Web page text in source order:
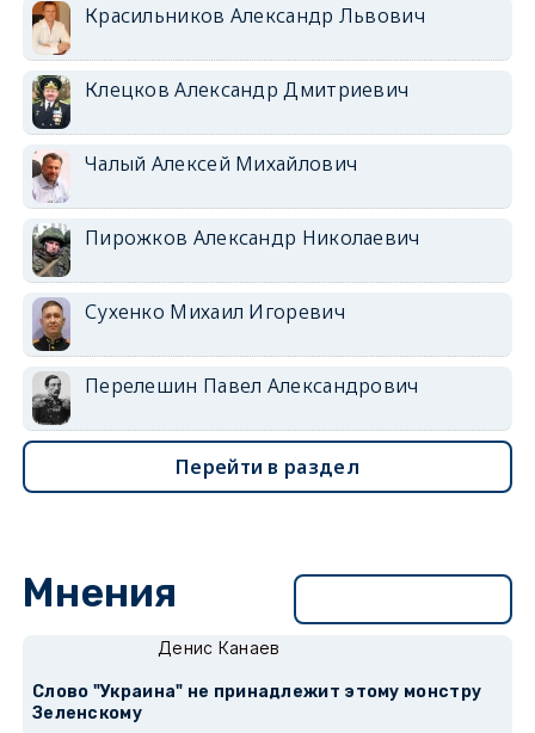
Красильников Александр Львович
Клецков Александр Дмитриевич
Чалый Алексей Михайлович
Пирожков Александр Николаевич
Сухенко Михаил Игоревич
Перелешин Павел Александрович
Перейти в раздел
Мнения
Денис Канаев
Слово "Украина" не принадлежит этому монстру
Зеленскому